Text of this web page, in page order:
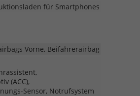
für Smartphones
Vorne, Beifahrerairbag
(ACC),
Sensor, Notrufsystem